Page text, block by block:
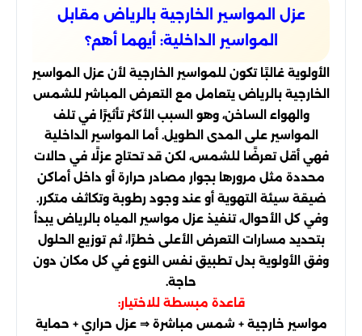
عزل المواسير الخارجية بالرياض مقابل
المواسير الداخلية: أيهما أهم؟
الأولوية غالبًا تكون للمواسير الخارجية لأن عزل المواسير
الخارجية بالرياض يتعامل مع التعرض المباشر للشمس
والهواء الساخن، وهو السبب الأكثر تأثيرًا في تلف
المواسير على المدى الطويل. أما المواسير الداخلية
فهي أقل تعرضًا للشمس، لكن قد تحتاج عزلًا في حالات
محددة مثل مرورها بجوار مصادر حرارة أو داخل أماكن
ضيقة سيئة التهوية أو عند وجود رطوبة وتكاثف متكرر.
وفي كل الأحوال، تنفيذ عزل مواسير المياه بالرياض يبدأ
بتحديد مسارات التعرض الأعلى خطرًا، ثم توزيع الحلول
وفق الأولوية بدل تطبيق نفس النوع في كل مكان دون
حاجة.
قاعدة مبسطة للاختيار:
مواسير خارجية + شمس مباشرة ⇒ عزل حراري + حماية